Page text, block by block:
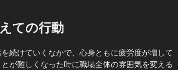
ての行動
続けていくなかで、心身ともに疲労度が増して
が難しくなった時に職場全体の雰囲気を変える